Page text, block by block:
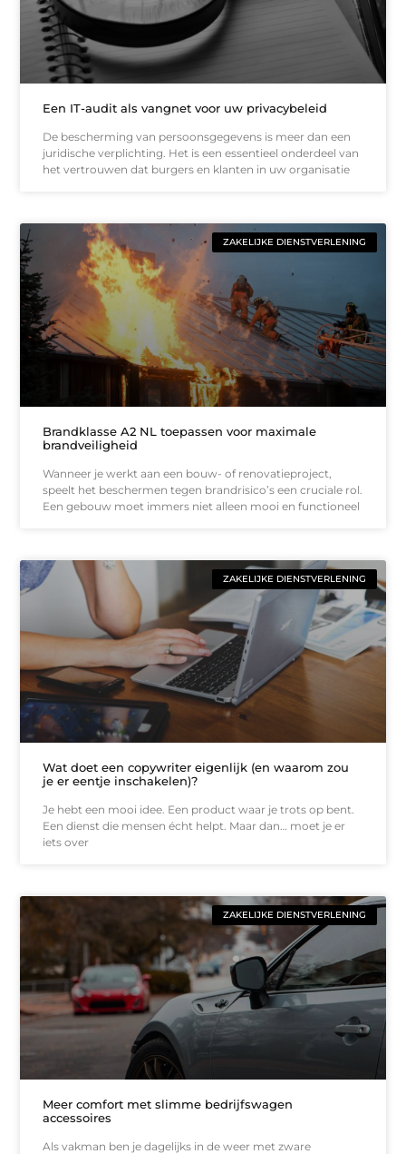
Een IT-audit als vangnet voor uw privacybeleid
De bescherming van persoonsgegevens is meer dan een
juridische verplichting. Het is een essentieel onderdeel van
het vertrouwen dat burgers en klanten in uw organisatie
ZAKELIJKE DIENSTVERLENING
Brandklasse A2 NL toepassen voor maximale
brandveiligheid
Wanneer je werkt aan een bouw- of renovatieproject,
speelt het beschermen tegen brandrisico’s een cruciale rol.
Een gebouw moet immers niet alleen mooi en functioneel
ZAKELIJKE DIENSTVERLENING
Wat doet een copywriter eigenlijk (en waarom zou
je er eentje inschakelen)?
Je hebt een mooi idee. Een product waar je trots op bent.
Een dienst die mensen écht helpt. Maar dan… moet je er
iets over
ZAKELIJKE DIENSTVERLENING
Meer comfort met slimme bedrijfswagen
accessoires
Als vakman ben je dagelijks in de weer met zware